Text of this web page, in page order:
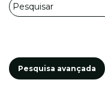
Pesquisa avançada